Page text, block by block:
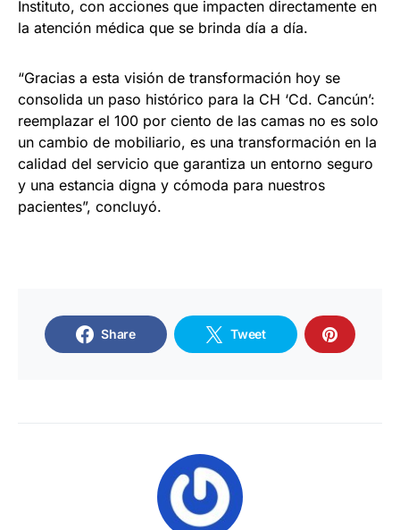
Instituto, con acciones que impacten directamente en
la atención médica que se brinda día a día.
“Gracias a esta visión de transformación hoy se
consolida un paso histórico para la CH ‘Cd. Cancún’:
reemplazar el 100 por ciento de las camas no es solo
un cambio de mobiliario, es una transformación en la
calidad del servicio que garantiza un entorno seguro
y una estancia digna y cómoda para nuestros
pacientes”, concluyó.
Share Tweet